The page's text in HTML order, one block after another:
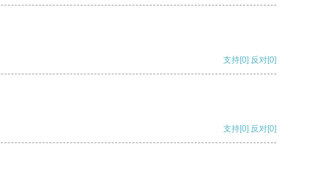
支持[0] 反对[0]
支持[0] 反对[0]